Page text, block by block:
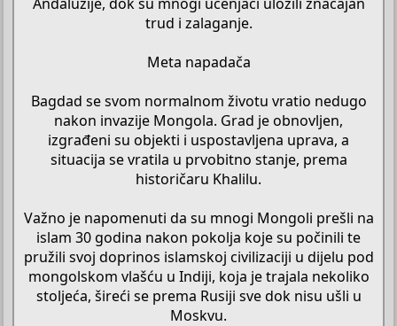
trud i zalaganje.
Meta napadača
Bagdad se svom normalnom životu vratio nedugo
nakon invazije Mongola. Grad je obnovljen,
izgrađeni su objekti i uspostavljena uprava, a
situacija se vratila u prvobitno stanje, prema
historičaru Khalilu.
Važno je napomenuti da su mnogi Mongoli prešli na
islam 30 godina nakon pokolja koje su počinili te
pružili svoj doprinos islamskoj civilizaciji u dijelu pod
mongolskom vlašću u Indiji, koja je trajala nekoliko
stoljeća, šireći se prema Rusiji sve dok nisu ušli u
Moskvu.